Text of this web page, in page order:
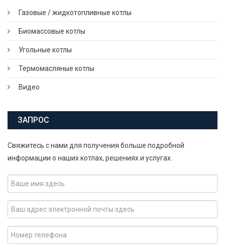
Газовые / жидкотопливные котлы
Биомассовые котлы
Угольные котлы
Термомасляные котлы
Видео
ЗАПРОС
Свяжитесь с нами для получения больше подробной
информации о наших котлах, решениях и услугах.